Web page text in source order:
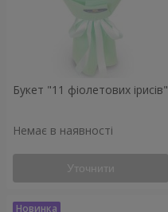
Букет "11 фіолетових ірисів"
Немає в наявності
Уточнити